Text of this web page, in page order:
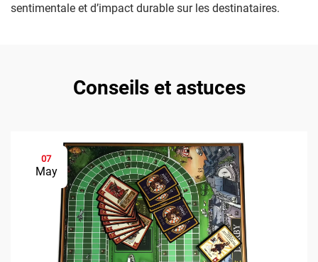
sentimentale et d’impact durable sur les destinataires.
Conseils et astuces
07
May